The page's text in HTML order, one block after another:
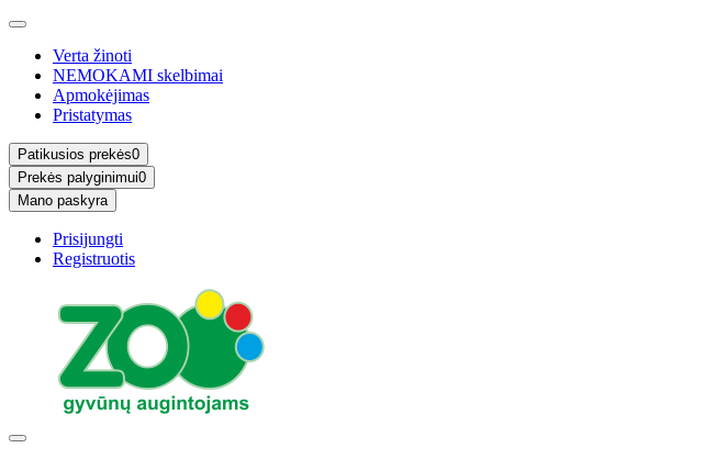
Verta žinoti
NEMOKAMI skelbimai
Apmokėjimas
Pristatymas
Patikusios prekės0
Prekės palyginimui0
Mano paskyra
Prisijungti
Registruotis